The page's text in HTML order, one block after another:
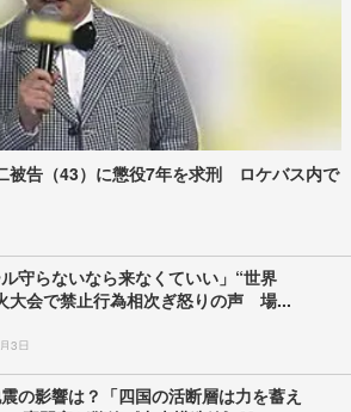
被告（43）に懲役7年を求刑 ロケバス内で
ル守らないなら来なくていい」“世界
大会で禁止行為相次ぎ怒りの声 場...
3日
の影響は？「四国の活断層は力を蓄え